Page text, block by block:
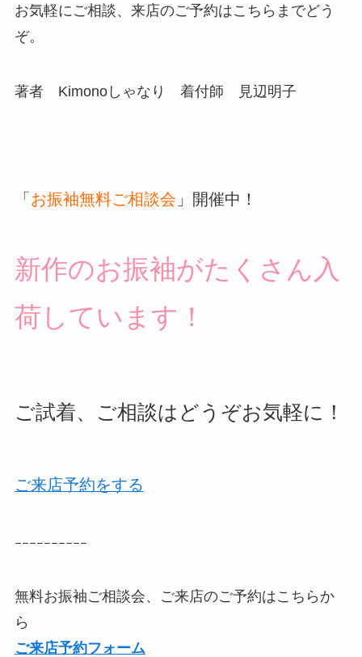
お気軽にご相談、来店のご予約はこちらまでどう
ぞ。
著者 Kimonoしゃなり 着付師 見辺明子
「 お振袖無料ご相談会 」開催中！
新作のお振袖がたくさん入
荷しています！
ご試着、ご相談はどうぞお気軽に！
ご来店予約をする
ｰｰｰｰｰｰｰｰｰｰ
無料お振袖ご相談会、ご来店のご予約はこちらか
ら
ご来店予約フォーム